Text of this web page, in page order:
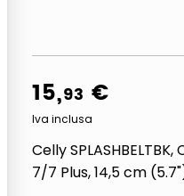
15,93 €
Iva inclusa
Celly
7/7 Plus, 14,5 cm